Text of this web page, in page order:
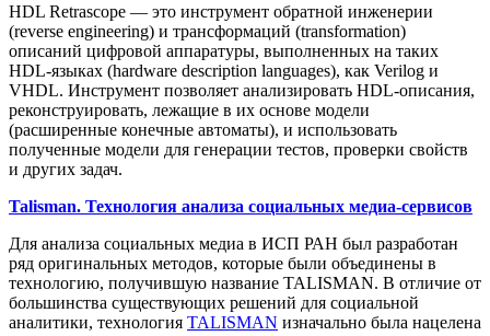
HDL Retrascope — это инструмент обратной инженерии
(reverse engineering) и трансформаций (transformation)
описаний цифровой аппаратуры, выполненных на таких
HDL-языках (hardware description languages), как Verilog и
VHDL. Инструмент позволяет анализировать HDL-описания,
реконструировать, лежащие в их основе модели
(расширенные конечные автоматы), и использовать
полученные модели для генерации тестов, проверки свойств
и других задач.
Talisman. Технология анализа социальных медиа-сервисов
Для анализа социальных медиа в ИСП РАН был разработан
ряд оригинальных методов, которые были объединены в
технологию, получившую название TALISMAN. В отличие от
большинства существующих решений для социальной
аналитики, технология TALISMAN изначально была нацелена